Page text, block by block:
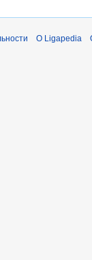
О Ligapedia